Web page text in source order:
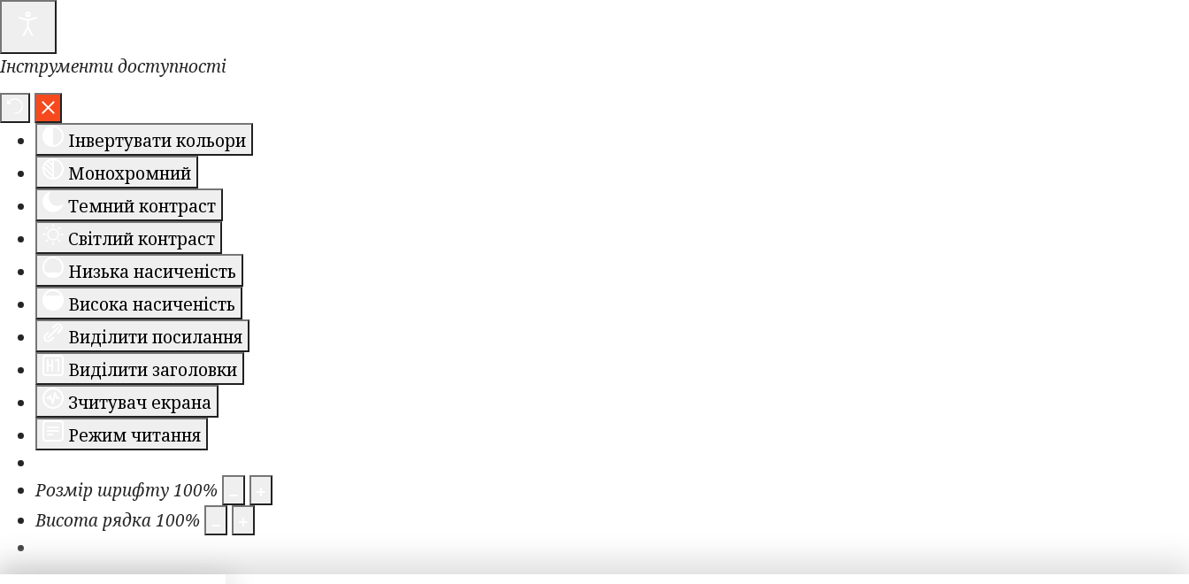
Інструменти доступності
Інвертувати кольори
Монохромний
Темний контраст
Світлий контраст
Низька насиченість
Висока насиченість
Виділити посилання
Виділити заголовки
Зчитувач екрана
Режим читання
Розмір шрифту100%
Висота рядка100%